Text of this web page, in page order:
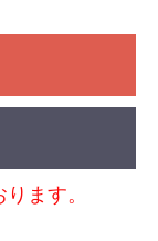
ます。